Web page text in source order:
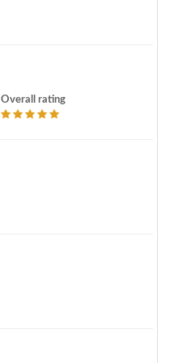
Overall rating